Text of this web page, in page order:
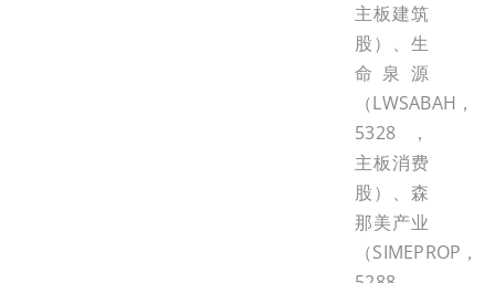
主板建筑
股）、生
命泉源
（LWSABAH，
5328，
主板消费
股）、森
那美产业
（SIMEPROP，